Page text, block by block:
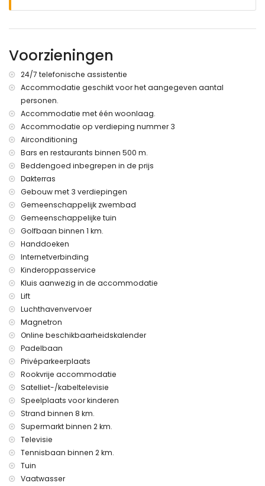
dichtstbijzijnde rivier of kust binnen 8 kilometer van het
dichtstbijzijnde strand binnen 8 kilometer van het
appartement
dichtstbijzijnde luchthaven: Luchthaven Alicante (binnen 70
kilometer van het appartement)
tweede dichtstbijzijnde luchthaven: Luchthaven Murcia
Corvera (binnen 60 kilometer van het appartement)
roken is niet toegestaan
huisdieren zijn niet toegestaan
Het gebouw waar de accommodatie is gelegen heeft een
lift.
De accommodatie is zeer geschikt voor gezinnen met
kinderen.
Faciliteiten en diensten inbegrepen in de huurprijs van het
appartement
stofzuiger en strijkijzer met strijkplank
bedlinnen en handdoeken
24-uurs noodservice
padelbaan
Faciliteiten en diensten tegen extra kosten
luchthavendienst
kinderenbedje/kinderbed (op aanvraag)
Voorzieningen
24/7 telefonische assistentie
Accommodatie geschikt voor het aangegeven aantal
personen.
Accommodatie met één woonlaag.
Accommodatie op verdieping nummer 3
Airconditioning
Bars en restaurants binnen 500 m.
Beddengoed inbegrepen in de prijs
Dakterras
Gebouw met 3 verdiepingen
Gemeenschappelijk zwembad
Gemeenschappelijke tuin
Golfbaan binnen 1 km.
Handdoeken
Internetverbinding
Kinderoppasservice
Kluis aanwezig in de accommodatie
Lift
Luchthavenvervoer
Magnetron
Online beschikbaarheidskalender
Padelbaan
Privéparkeerplaats
Rookvrije accommodatie
Satelliet-/kabeltelevisie
Speelplaats voor kinderen
Strand binnen 8 km.
Supermarkt binnen 2 km.
Televisie
Tennisbaan binnen 2 km.
Tuin
Vaatwasser